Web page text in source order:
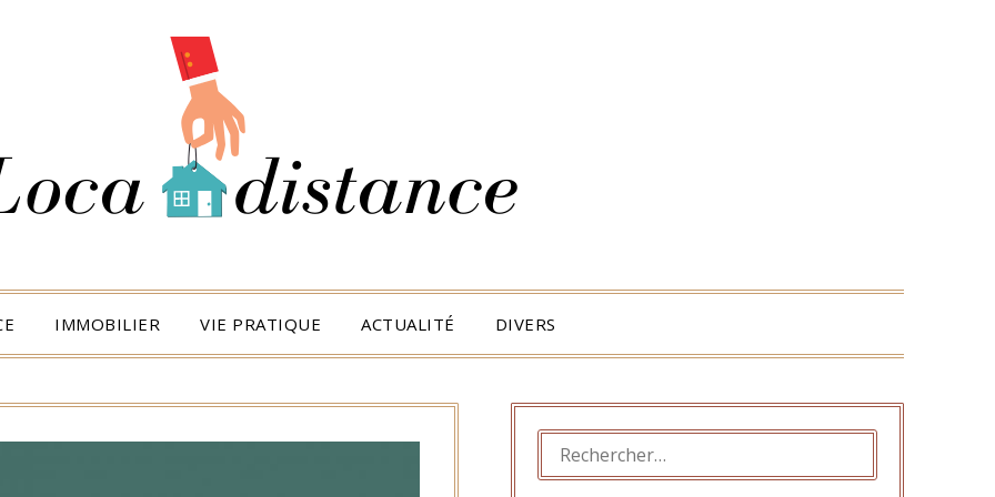
IMMOBILIER VIE PRATIQUE ACTUALITÉ DIVERS